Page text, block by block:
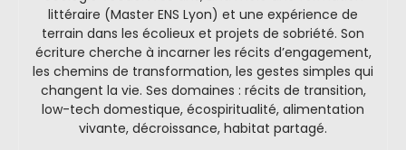
littéraire (Master ENS Lyon) et une expérience de
terrain dans les écolieux et projets de sobriété. Son
écriture cherche à incarner les récits d’engagement,
les chemins de transformation, les gestes simples qui
changent la vie. Ses domaines : récits de transition,
low-tech domestique, écospiritualité, alimentation
vivante, décroissance, habitat partagé.